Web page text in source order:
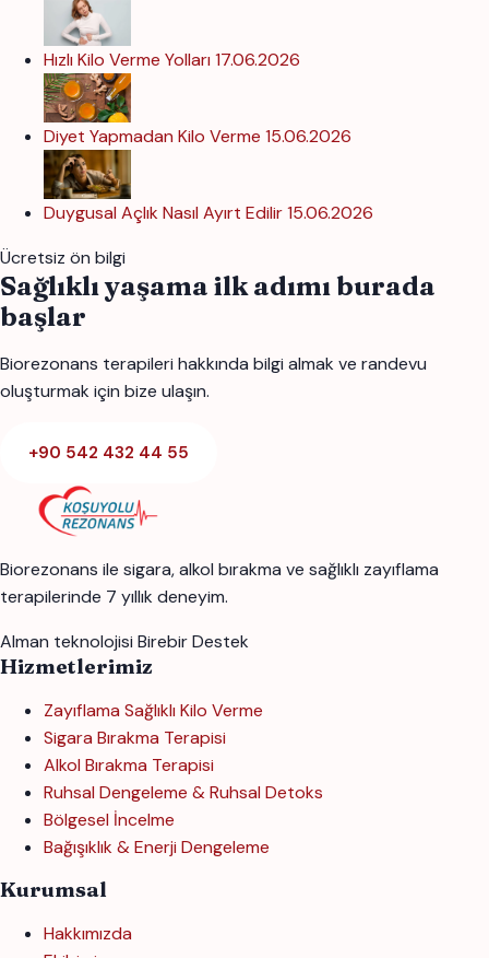
Hızlı Kilo Verme Yolları 17.06.2026
Diyet Yapmadan Kilo Verme 15.06.2026
Duygusal Açlık Nasıl Ayırt Edilir15.06.2026
Ücretsiz ön bilgi
Sağlıklı yaşama ilk adımı burada
başlar
Biorezonans terapileri hakkında bilgi almak ve randevu
oluşturmak için bize ulaşın.
+90 542 432 44 55
Biorezonans ile sigara, alkol bırakma ve sağlıklı zayıflama
terapilerinde 7 yıllık deneyim.
Alman teknolojisi Birebir Destek
Hizmetlerimiz
Zayıflama Sağlıklı Kilo Verme
Sigara Bırakma Terapisi
Alkol Bırakma Terapisi
Ruhsal Dengeleme & Ruhsal Detoks
Bölgesel İncelme
Bağışıklık & Enerji Dengeleme
Kurumsal
Hakkımızda